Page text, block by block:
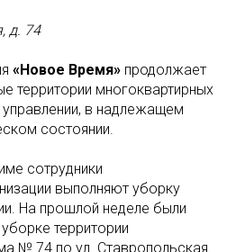
д. 74
«Новое Время» продолжает
территории многоквартирных
в надлежащем
состоянии.
сотрудники
выполняют уборку
На прошлой неделе были
территории
№ 74 по ул. Ставропольская.